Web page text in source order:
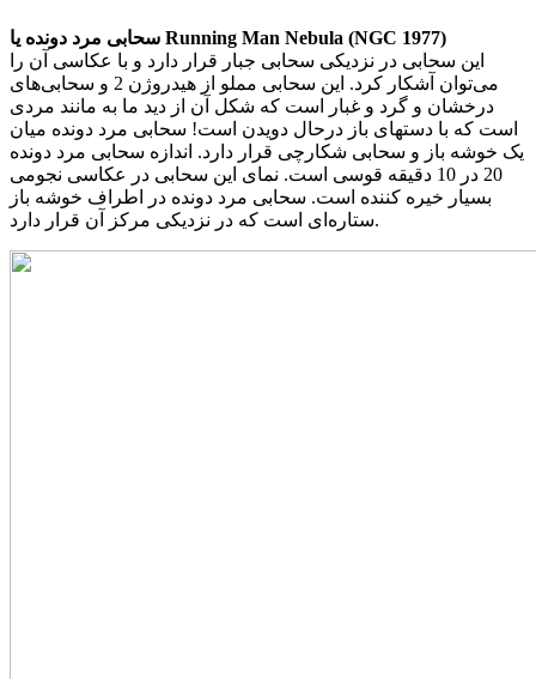
سحابی مرد دونده یا Running Man Nebula (NGC 1977)
این سحابی در نزدیکی سحابی جبار قرار دارد و با عکاسی آن را
می‌توان آشکار کرد. این سحابی مملو از هیدروژن 2 و سحابی‌های
درخشان و گرد و غبار است که شکل آن از دید ما به مانند مردی
است که با دستهای باز درحال دویدن است! سحابی مرد دونده میان
یک خوشه باز و سحابی شکارچی قرار دارد. اندازه سحابی مرد دونده
20 در 10 دقیقه قوسی است. نمای این سحابی در عکاسی نجومی
بسیار خیره کننده است. سحابی مرد دونده در اطراف خوشه باز
ستاره‌ای است که در نزدیکی مرکز آن قرار دارد.